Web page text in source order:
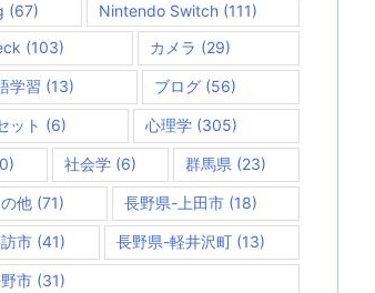
(67) Nintendo Switch(111)
(103) カメラ (29)
学習 (13) ブログ (56)
ット (6) 心理学 (305)
社会学(6) 群馬県 (23)
他 (71) 長野県-上田市(18)
市 (41) 長野県-軽井沢町 (13)
市 (31)